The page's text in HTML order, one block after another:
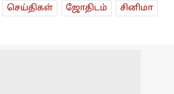
செய்திகள் ஜோ‌திட‌ம்
சினிமா